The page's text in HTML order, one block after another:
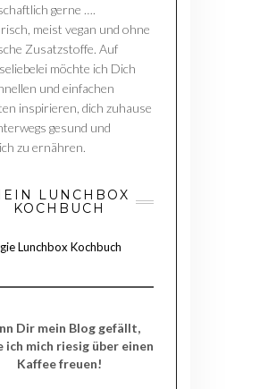
gerne ….
meist vegan und ohne
Zusatzstoffe. Auf
möchte ich Dich
und einfachen
inspirieren, dich zuhause
gesund und
zu ernähren.
LUNCHBOX
KOCHBUCH
Dir mein Blog gefällt,
ich mich riesig über einen
Kaffee freuen!